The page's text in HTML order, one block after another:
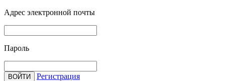
Адрес электронной почты
Пароль
ВОЙТИ Регистрация